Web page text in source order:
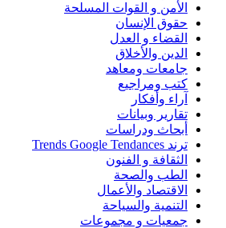
الأمن و القوات المسلحة
حقوق الإنسان
القضاء و العدل
الدين والأخلاق
جامعات ومعاهد
كتب ومراجيع
آراء وأفكار
تقارير وبيانات
أبحاث ودراسات
ترند Trends Google Tendances
الثقافة و الفنون
الطب والصحة
الاقتصاد والأعمال
التنمية والسياحة
جمعيات و مجموعات